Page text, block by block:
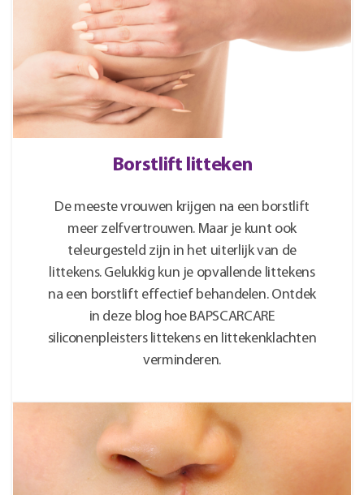
Borstlift litteken
De meeste vrouwen krijgen na een borstlift
meer zelfvertrouwen. Maar je kunt ook
teleurgesteld zijn in het uiterlijk van de
littekens. Gelukkig kun je opvallende littekens
na een borstlift effectief behandelen. Ontdek
in deze blog hoe BAPSCARCARE
siliconenpleisters littekens en littekenklachten
verminderen.